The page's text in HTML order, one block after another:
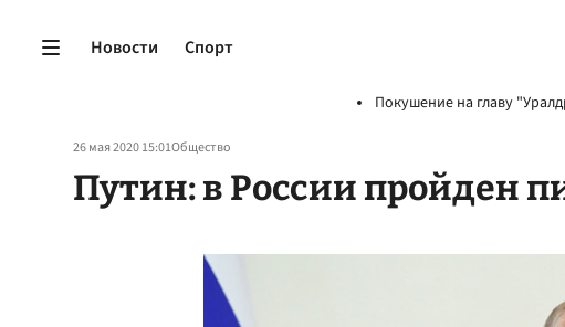
Новости Спорт
Покушение на главу
26 мая 2020 15:01Общество
Путин: в России пройден